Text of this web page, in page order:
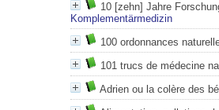
10 [zehn] Jahre
Komplementärmedizin
100 ordonnances
101 trucs de médecine
Adrien ou la colère des